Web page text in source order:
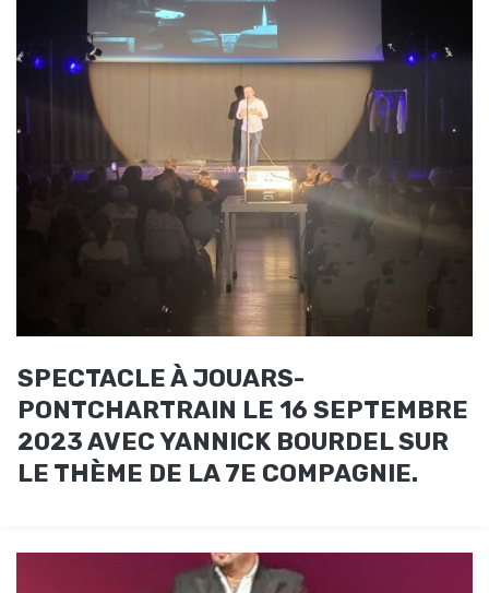
SPECTACLE À JOUARS-
PONTCHARTRAIN LE 16 SEPTEMBRE
2023 AVEC YANNICK BOURDEL SUR
LE THÈME DE LA 7E COMPAGNIE.